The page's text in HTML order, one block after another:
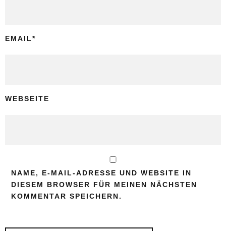
EMAIL*
WEBSEITE
NAME, E-MAIL-ADRESSE UND WEBSITE IN
DIESEM BROWSER FÜR MEINEN NÄCHSTEN
KOMMENTAR SPEICHERN.